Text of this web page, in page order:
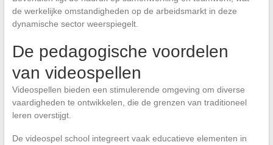
de werkelijke omstandigheden op de arbeidsmarkt in deze
dynamische sector weerspiegelt.
De pedagogische voordelen
van videospellen
Videospellen bieden een stimulerende omgeving om diverse
vaardigheden te ontwikkelen, die de grenzen van traditioneel
leren overstijgt.
De videospel school integreert vaak educatieve elementen in